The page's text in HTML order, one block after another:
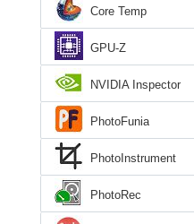
Core Temp
GPU-Z
NVIDIA Inspector
PhotoFunia
PhotoInstrument
PhotoRec